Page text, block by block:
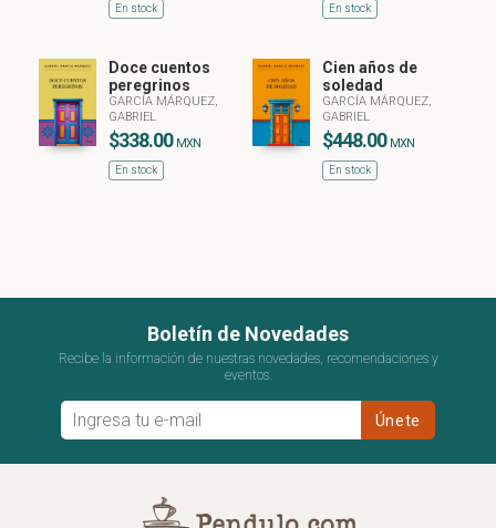
En stock En stock
Doce cuentos
peregrinos
GARCÍA MÁRQUEZ,
GABRIEL
$338.00 MXN
En stock
Cien años de
soledad
GARCÍA MÁRQUEZ,
GABRIEL
$448.00 MXN
En stock
Boletín de Novedades
Recibe la información de nuestras novedades, recomendaciones y
eventos.